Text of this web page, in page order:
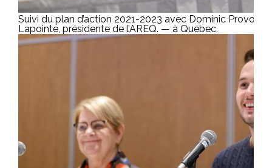
Suivi du plan d’action 2021-2023 avec Dominic Provost,
Lapointe, présidente de l’AREQ. — à Québec.